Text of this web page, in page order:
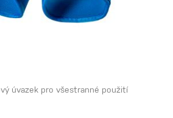
úvazek pro všestranné použití